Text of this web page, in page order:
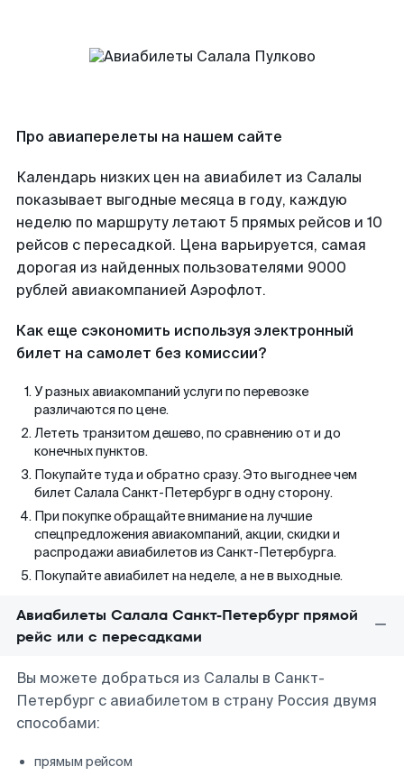
Про авиаперелеты на нашем сайте
Календарь низких цен на авиабилет из Салалы
показывает выгодные месяца в году, каждую
неделю по маршруту летают 5 прямых рейсов и 10
рейсов с пересадкой. Цена варьируется, самая
дорогая из найденных пользователями 9000
рублей авиакомпанией Аэрофлот.
Как еще сэкономить используя электронный
билет на самолет без комиссии?
У разных авиакомпаний услуги по перевозке
различаются по цене.
Лететь транзитом дешево, по сравнению от и до
конечных пунктов.
Покупайте туда и обратно сразу. Это выгоднее чем
билет Салала Санкт-Петербург в одну сторону.
При покупке обращайте внимание на лучшие
спецпредложения авиакомпаний, акции, скидки и
распродажи авиабилетов из Санкт-Петербурга.
Покупайте авиабилет на неделе, а не в выходные.
Авиабилеты Салала Санкт-Петербург прямой
рейс или с пересадками
Вы можете добраться из Салалы в Санкт-
Петербург с авиабилетом в страну Россия двумя
способами:
прямым рейсом